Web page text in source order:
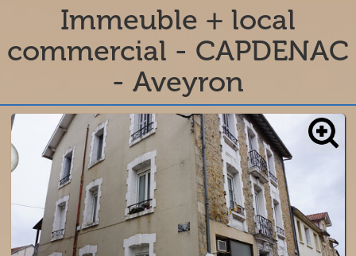
Immeuble + local
commercial - CAPDENAC
- Aveyron